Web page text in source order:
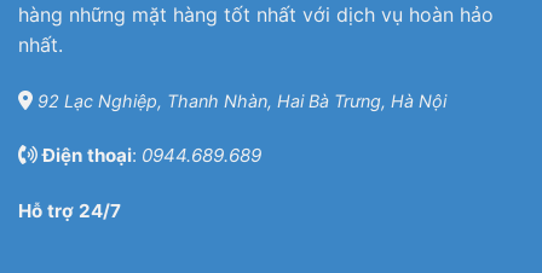
hàng những mặt hàng tốt nhất với dịch vụ hoàn hảo
nhất.
92 Lạc Nghiệp, Thanh Nhàn, Hai Bà Trưng, Hà Nội
Điện thoại: 0944.689.689
Hỗ trợ 24/7